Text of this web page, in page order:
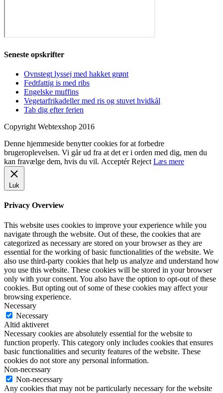
Seneste opskrifter
Ovnstegt lyssej med hakket grønt
Fedtfattig is med ribs
Engelske muffins
Vegetarfrikadeller med ris og stuvet hvidkål
Tab dig efter ferien
Copyright Webtexshop 2016
Denne hjemmeside benytter cookies for at forbedre
brugeroplevelsen. Vi går ud fra at det er i orden med dig, men du
kan fravælge dem, hvis du vil. Acceptér Reject Læs mere
Luk
Privacy Overview
This website uses cookies to improve your experience while you
navigate through the website. Out of these, the cookies that are
categorized as necessary are stored on your browser as they are
essential for the working of basic functionalities of the website. We
also use third-party cookies that help us analyze and understand how
you use this website. These cookies will be stored in your browser
only with your consent. You also have the option to opt-out of these
cookies. But opting out of some of these cookies may affect your
browsing experience.
Necessary
Necessary
Altid aktiveret
Necessary cookies are absolutely essential for the website to
function properly. This category only includes cookies that ensures
basic functionalities and security features of the website. These
cookies do not store any personal information.
Non-necessary
Non-necessary
Any cookies that may not be particularly necessary for the website